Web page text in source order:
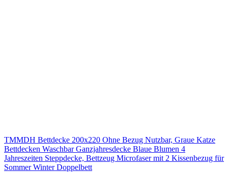
TMMDH Bettdecke 200x220 Ohne Bezug Nutzbar, Graue Katze
Bettdecken Waschbar Ganzjahresdecke Blaue Blumen 4
Jahreszeiten Steppdecke, Bettzeug Microfaser mit 2 Kissenbezug für
Sommer Winter Doppelbett